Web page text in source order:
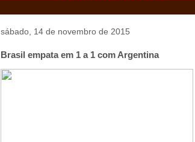
sábado, 14 de novembro de 2015
Brasil empata em 1 a 1 com Argentina